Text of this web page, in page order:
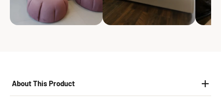
About This Product